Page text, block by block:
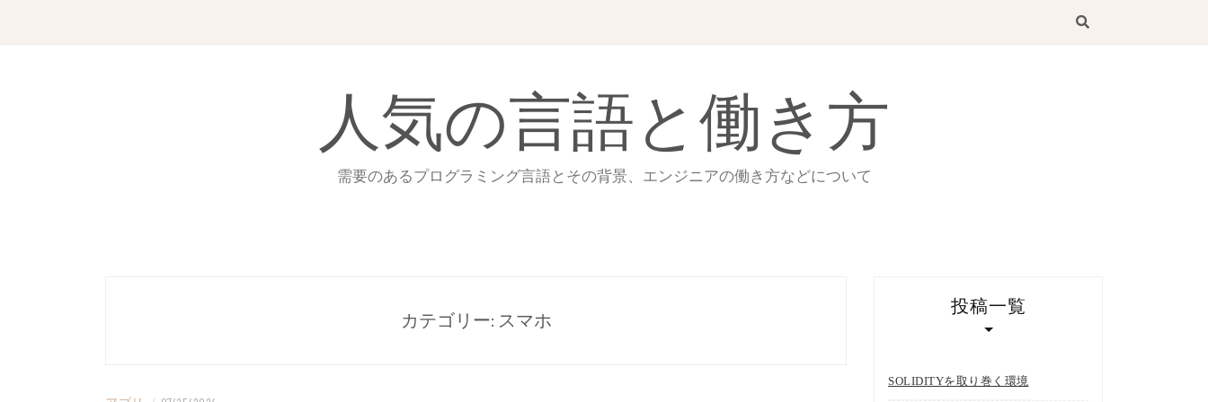
人気の言語と働き方
需要のあるプログラミング言語とその背景、エンジニアの働き方などについて
カテゴリー: スマホ
投稿一覧
SOLIDITYを取り巻く環境